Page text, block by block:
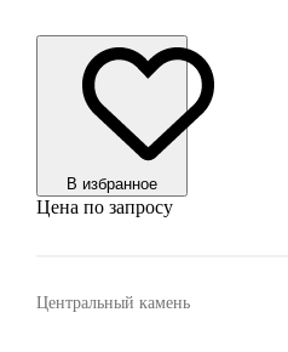
В избранноe
Цена по запросу
Центральный камень